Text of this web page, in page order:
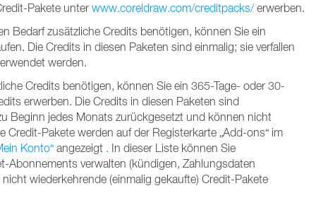
Pakete unter www.coreldraw.com/creditpacks/erwerben.
Bedarf zusätzliche Credits benötigen, können Sie ein
Die Credits in diesen Paketen sind einmalig; sie verfallen
werden.
Credits benötigen, können Sie ein 365-Tage- oder 30-
erwerben. Die Credits in diesen Paketen sind
Beginn jedes Monats zurückgesetzt und können nicht
Credit-Pakete werden auf der Registerkarte „Add-ons“ im
Konto“ angezeigt
In dieser Liste können Sie
Abonnements verwalten (kündigen, Zahlungsdaten
wiederkehrende (einmalig gekaufte) Credit-Pakete